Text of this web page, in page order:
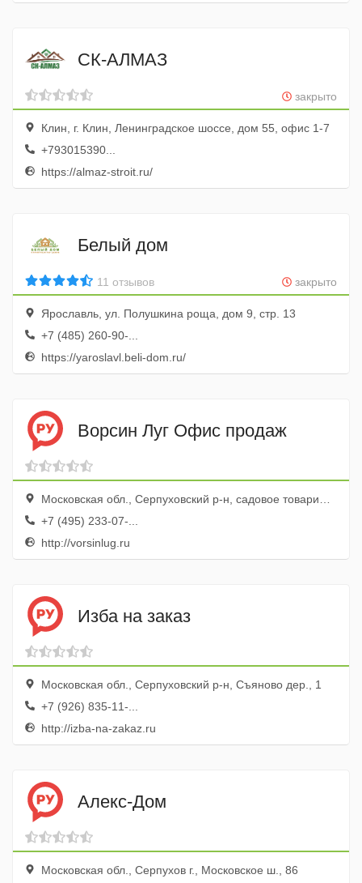
СК-АЛМАЗ
закрыто
Клин, г. Клин, Ленинградское шоссе, дом 55, офис 1-7
+793015390...
https://almaz-stroit.ru/
Белый дом
закрыто
11 отзывов
Ярославль, ул. Полушкина роща, дом 9, стр. 13
+7 (485) 260-90-...
https://yaroslavl.beli-dom.ru/
Ворсин Луг Офис продаж
Московская обл., Серпуховский р-н, садовое товарищество Воздвиженское
+7 (495) 233-07-...
http://vorsinlug.ru
Изба на заказ
Московская обл., Серпуховский р-н, Съяново дер., 1
+7 (926) 835-11-...
http://izba-na-zakaz.ru
Алекс-Дом
Московская обл., Серпухов г., Московское ш., 86